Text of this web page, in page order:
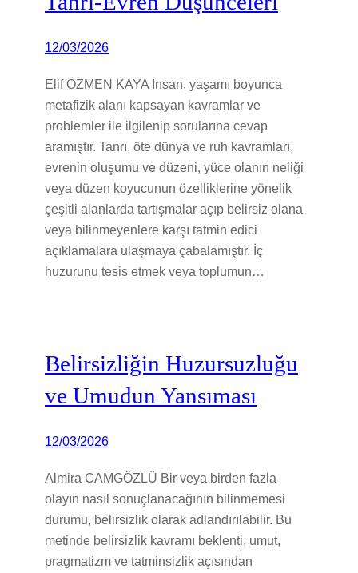
12/03/2026
Elif ÖZMEN KAYA İnsan, yaşamı boyunca
metafizik alanı kapsayan kavramlar ve
problemler ile ilgilenip sorularına cevap
aramıştır. Tanrı, öte dünya ve ruh kavramları,
evrenin oluşumu ve düzeni, yüce olanın neliği
veya düzen koyucunun özelliklerine yönelik
çeşitli alanlarda tartışmalar açıp belirsiz olana
veya bilinmeyenlere karşı tatmin edici
açıklamalara ulaşmaya çabalamıştır. İç
huzurunu tesis etmek veya toplumun…
Belirsizliğin Huzursuzluğu
ve Umudun Yansıması
12/03/2026
Almira CAMGÖZLÜ Bir veya birden fazla
olayın nasıl sonuçlanacağının bilinmemesi
durumu, belirsizlik olarak adlandırılabilir. Bu
metinde belirsizlik kavramı beklenti, umut,
pragmatizm ve tatminsizlik açısından